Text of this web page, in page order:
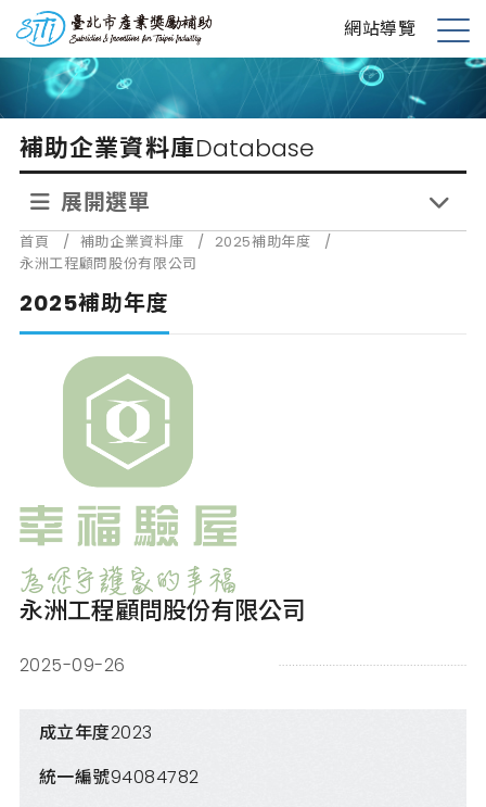
到
內
台北市產業獎勵補助 網站導覽
展
單
補助企業資料庫Database
展開選單
首頁 / 補助企業資料庫 / 2025補助年度
/
永洲工程顧問股份有限公司
2025補助年度
永洲工程顧問股份有限公司
2025-09-26
成立年度2023
統一編號94084782